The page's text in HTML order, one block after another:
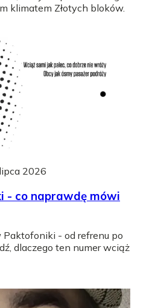
klimatem Złotych bloków.
2026
- co naprawdę mówi
- od refrenu po
dlaczego ten numer wciąż